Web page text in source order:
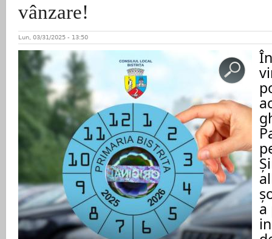
vânzare!
Lun, 03/31/2025 - 13:50
a